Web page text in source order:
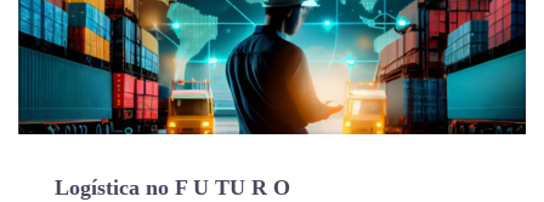
Logística no F U TU R O